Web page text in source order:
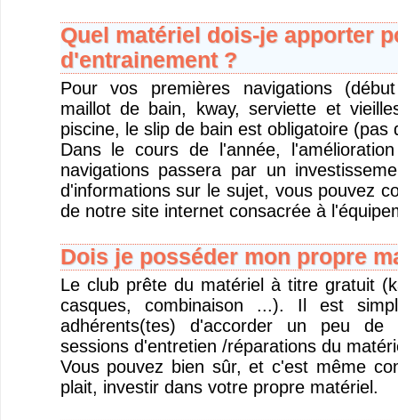
Quel matériel dois-je apporter
d'entrainement ?
Pour vos premières navigations
maillot de bain, kway, serviette et
piscine, le slip de bain est obligatoire (pas
Dans le cours de l'année,
navigations passera par un
d'informations sur le sujet, vous pouvez
de notre site internet consacrée à
Dois je posséder mon propre
Le club prête du matériel à titre gratuit
casques, combinaison ...). Il est
adhérents(tes) d'accorder un peu
sessions d'entretien /réparations du
Vous pouvez bien sûr, et c'est même
plait, investir dans votre propre matériel.